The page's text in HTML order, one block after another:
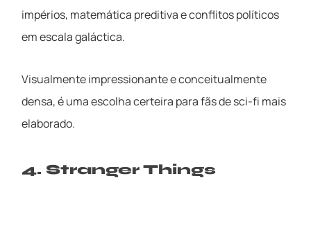
impérios, matemática preditiva e conflitos políticos
em escala galáctica.
Visualmente impressionante e conceitualmente
densa, é uma escolha certeira para fãs de sci-fi mais
elaborado.
4. Stranger Things